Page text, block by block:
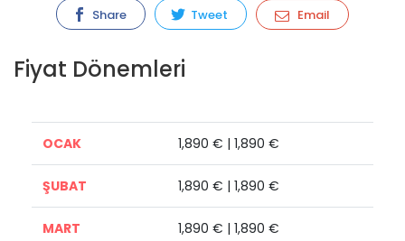
Share Tweet Email
Fiyat Dönemleri
OCAK 1,890 € | 1,890 €
ŞUBAT 1,890 € | 1,890 €
MART 1,890 € | 1,890 €